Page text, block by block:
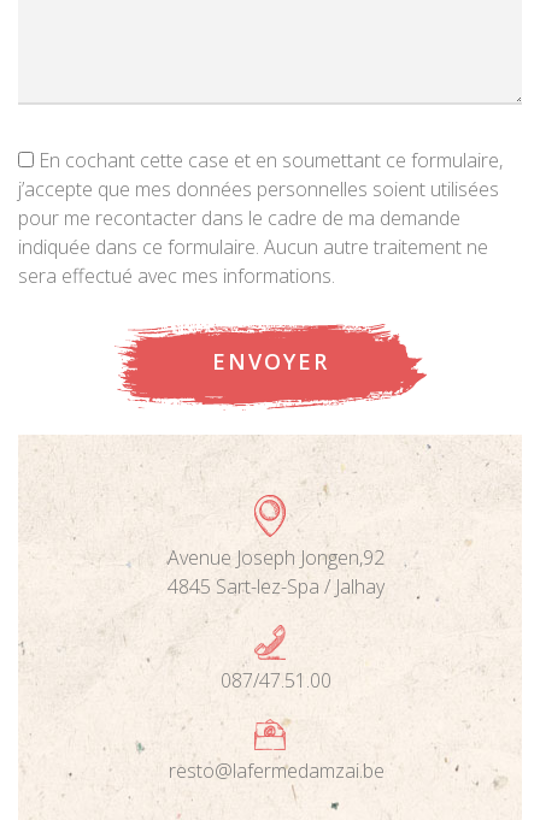
En cochant cette case et en soumettant ce formulaire,
j’accepte que mes données personnelles soient utilisées
pour me recontacter dans le cadre de ma demande
indiquée dans ce formulaire. Aucun autre traitement ne
sera effectué avec mes informations.
Avenue Joseph Jongen,92
4845 Sart-lez-Spa / Jalhay
087/47.51.00
resto@lafermedamzai.be